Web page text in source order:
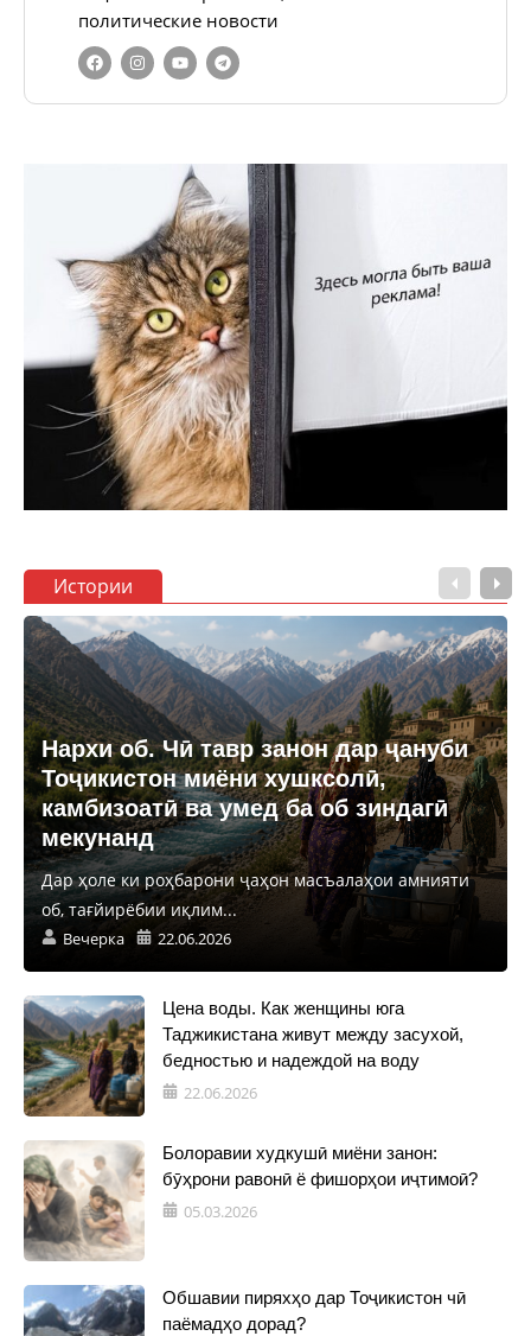
политические новости
Истории
Нархи об. Чӣ тавр занон дар ҷануби
Тоҷикистон миёни хушксолӣ,
камбизоатӣ ва умед ба об зиндагӣ
мекунанд
Дар ҳоле ки роҳбарони ҷаҳон масъалаҳои амнияти
об, тағйирёбии иқлим...
Вечерка 22.06.2026
Цена воды. Как женщины юга
Таджикистана живут между засухой,
бедностью и надеждой на воду
22.06.2026
Болоравии худкушӣ миёни занон:
бӯҳрони равонӣ ё фишорҳои иҷтимоӣ?
05.03.2026
Обшавии пиряхҳо дар Тоҷикистон чӣ
паёмадҳо дорад?